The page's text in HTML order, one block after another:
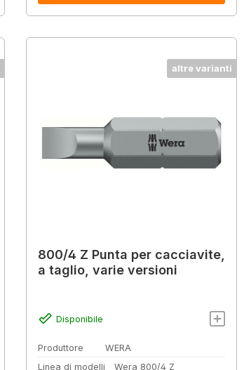
altre varianti
800/4 Z Punta per cacciavite,
a taglio, varie versioni
Disponibile
Produttore
WERA
Linea di modelli
Wera 800/4 Z